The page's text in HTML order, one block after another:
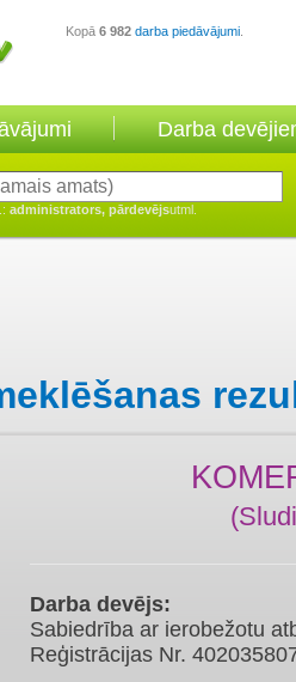
Kopā 6 982 darba piedāvājumi
Darba
administrators, pārdevējsutml.
Darba devējs:
Sabiedrība ar ierobežotu
Reģistrācijas Nr.